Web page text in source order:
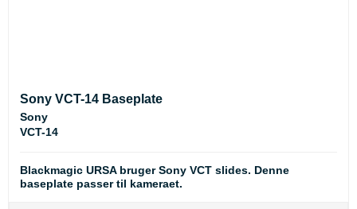
Sony VCT-14 Baseplate
Sony
VCT-14
Blackmagic URSA bruger Sony VCT slides. Denne
baseplate passer til kameraet.